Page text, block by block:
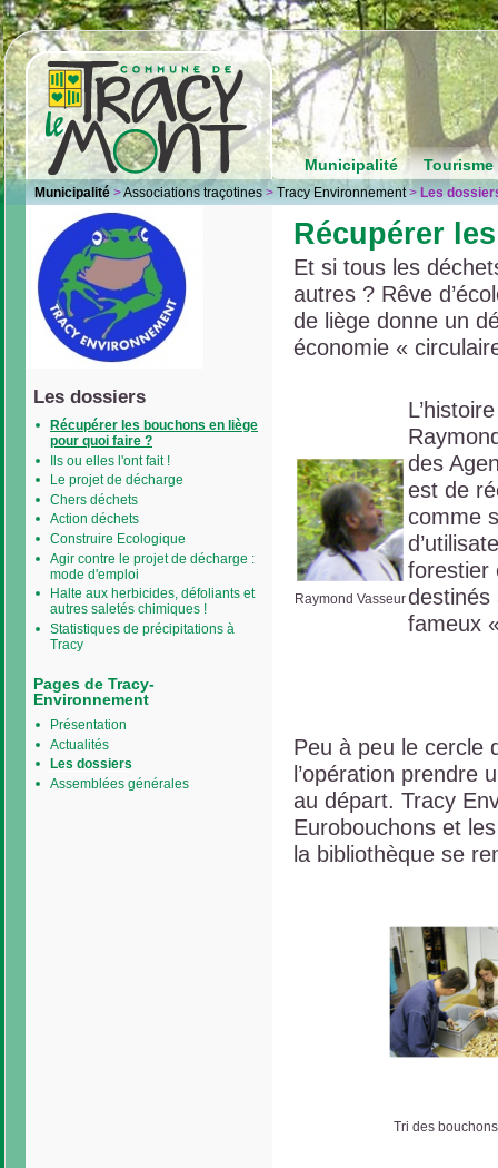
Municipalité
Municipalité >Associations traçotines > Tracy Environnement> Les
Les dossiers
Récupérer les bouchons en liège
pour quoi faire ?
Ils ou elles l'ont fait !
Le projet de décharge
Chers déchets
Action déchets
Construire Ecologique
Agir contre le projet de décharge :
mode d'emploi
Halte aux herbicides, défoliants et
autres saletés chimiques !
Statistiques de précipitations à
Tracy
Pages de Tracy-
Environnement
Présentation
Actualités
Les dossiers
Assemblées générales
Récupérer
Et si tous les
autres ? Rêve
de liège donne un
économie «
Raymond Vasseur
des
est de
comme
forestier
destinés
fameux
Peu à peu le cercle
l’opération prendre
au départ. Tracy
Eurobouchons et
la bibliothèque se
Tri des